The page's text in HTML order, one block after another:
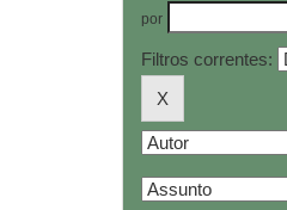
por
Filtros correntes: